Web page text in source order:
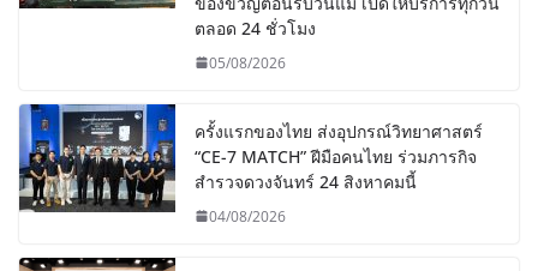
ตลอด 24 ชั่วโมง
05/08/2026
ครั้งแรกของไทย ส่งอุปกรณ์วิทยาศาสตร์
“CE-7 MATCH” ฝีมือคนไทย ร่วมภารกิจ
สำรวจดวงจันทร์ 24 สิงหาคมนี้
04/08/2026